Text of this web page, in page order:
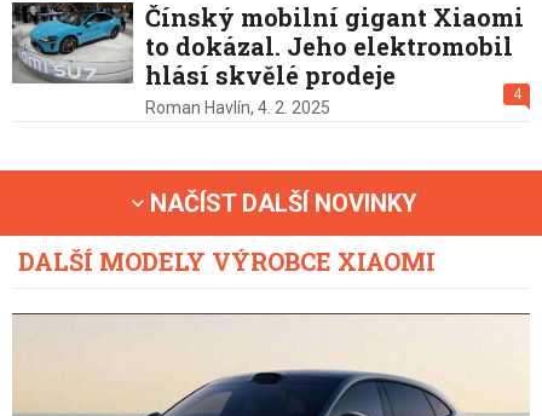
Čínský mobilní gigant Xiaomi
to dokázal. Jeho elektromobil
hlásí skvělé prodeje
4
Roman Havlín, 4. 2. 2025
NAČÍST DALŠÍ NOVINKY
DALŠÍ MODELY VÝROBCE XIAOMI